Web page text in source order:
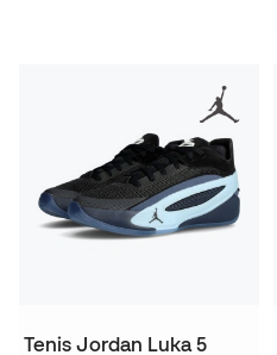
Tenis Jordan Luka 5